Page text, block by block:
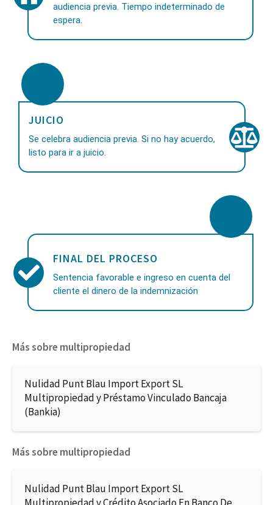
audiencia previa. Tiempo indeterminado de
espera.
JUICIO
Se celebra audiencia previa. Si no hay acuerdo,
listo para ir a juicio.
FINAL DEL PROCESO
Sentencia favorable e ingreso en cuenta del
cliente el dinero de la indemnización
Más sobre multipropiedad
Nulidad Punt Blau Import Export SL
Multipropiedad y Préstamo Vinculado Bancaja
(Bankia)
Más sobre multipropiedad
Nulidad Punt Blau Import Export SL